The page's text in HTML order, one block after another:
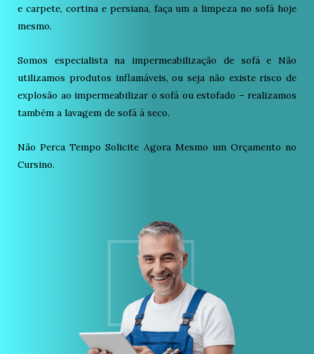
e carpete, cortina e persiana, faça um a limpeza no sofá hoje
mesmo.
Somos especialista na impermeabilização de sofá e Não
utilizamos produtos inflamáveis, ou seja não existe risco de
explosão ao impermeabilizar o sofá ou estofado – realizamos
também a lavagem de sofá à seco.
Não Perca Tempo Solicite Agora Mesmo um Orçamento no
Cursino.